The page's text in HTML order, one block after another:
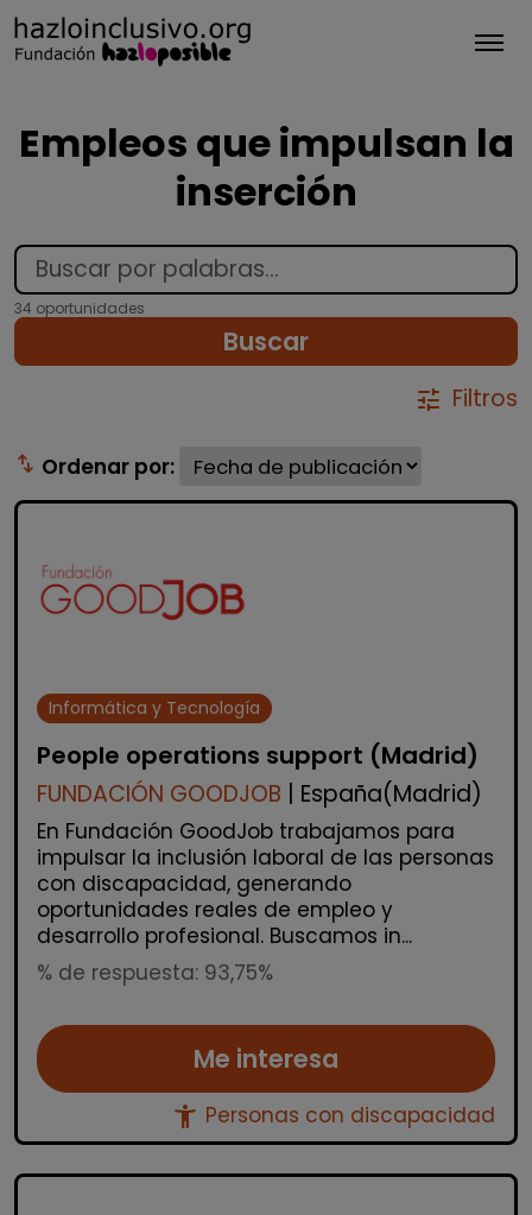
Empleos que impulsan la
inserción
34 oportunidades
Buscar
tune Filtros
swap_vert Ordenar por:
Informática y Tecnología
People operations support (Madrid)
FUNDACIÓN GOODJOB | España(Madrid)
En Fundación GoodJob trabajamos para
impulsar la inclusión laboral de las personas
con discapacidad, generando
oportunidades reales de empleo y
desarrollo profesional. Buscamos in...
% de respuesta: 93,75%
Me interesa
accessibility_new Personas con discapacidad